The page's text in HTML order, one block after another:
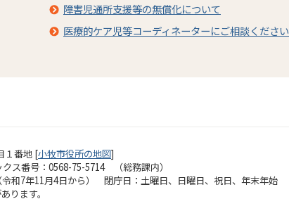
障害児通所支援等の無償化について
医療的ケア児等コーディネーターにご相談ください
１番地 [小牧市役所の地図]
ス番号：0568-75-5714 （総務課内）
和7年11月4日から） 閉庁日：土曜日、日曜日、祝日、年末年始
ります。